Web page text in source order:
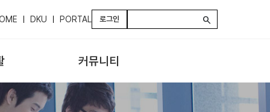
DKU PORTAL 로그인 search
커뮤니티